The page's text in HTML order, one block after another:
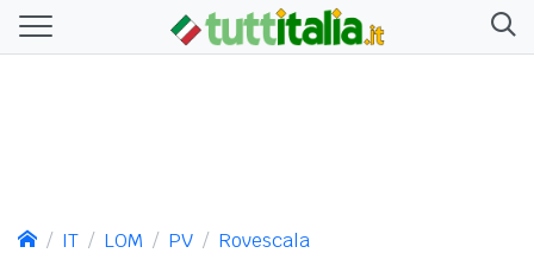
IT LOM PV Rovescala